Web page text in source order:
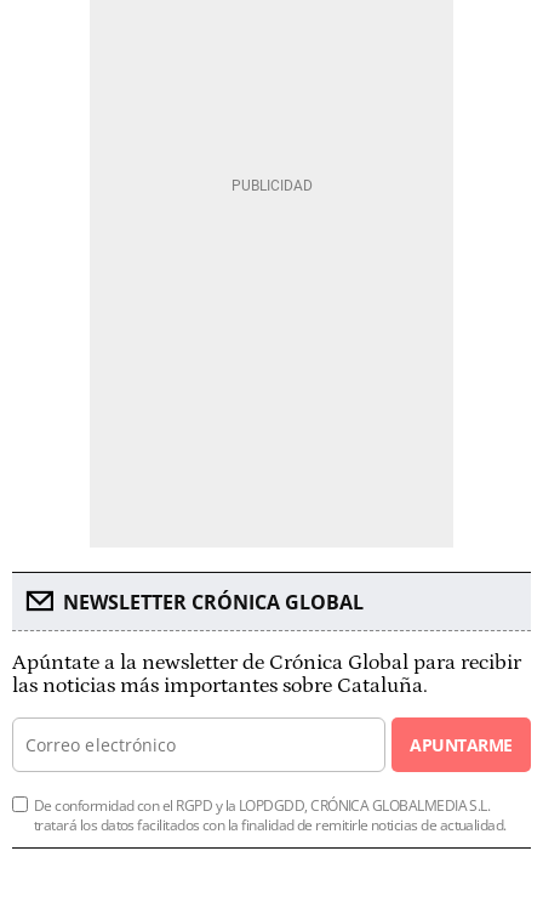
NEWSLETTER CRÓNICA GLOBAL
Apúntate a la newsletter de Crónica Global para recibir
las noticias más importantes sobre Cataluña.
APUNTARME
De conformidad con el RGPD y la LOPDGDD, CRÓNICA GLOBALMEDIA S.L.
tratará los datos facilitados con la finalidad de remitirle noticias de actualidad.